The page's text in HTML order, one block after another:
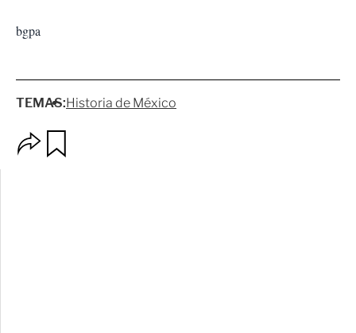
bgpa
TEMAS:Historia de México